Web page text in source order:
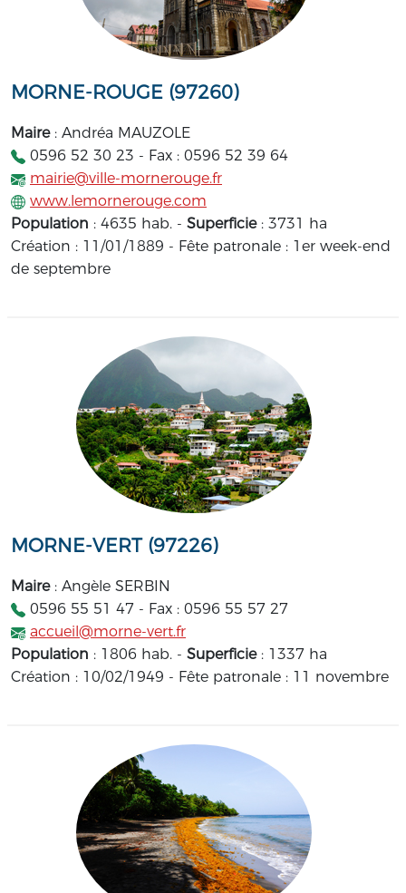
MORNE-ROUGE (97260)
Maire: Andréa MAUZOLE
0596 52 30 23 - Fax : 0596 52 39 64
mairie@ville-mornerouge.fr
www.lemornerouge.com
Population : 4635 hab. - Superficie : 3731 ha
Création : 11/01/1889 - Fête patronale : 1er week-end
de septembre
MORNE-VERT (97226)
Maire: Angèle SERBIN
0596 55 51 47 - Fax : 0596 55 57 27
accueil@morne-vert.fr
Population : 1806 hab. - Superficie : 1337 ha
Création : 10/02/1949 - Fête patronale : 11 novembre